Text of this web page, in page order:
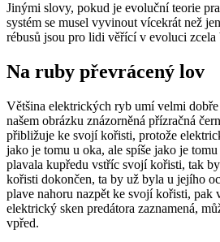
Jinými slovy, pokud je evoluční teorie
systém se musel vyvinout vícekrát než
rébusů jsou pro lidi věřící v evoluci zcela
Na ruby převrácený lov
Většina elektrických ryb umí velmi
našem obrázku znázorněná přízračná
přibližuje ke svojí kořisti, protože
jako je tomu u oka, ale spíše jako je
plavala kupředu vstříc svojí kořisti, tak
kořisti dokončen, ta by už byla u jejího
plave nahoru nazpět ke svojí kořisti,
elektrický sken predátora zaznamená,
vpřed.